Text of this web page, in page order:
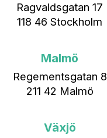
Ragvaldsgatan 17
118 46 Stockholm
Malmö
Regementsgatan 8
211 42 Malmö
Växjö